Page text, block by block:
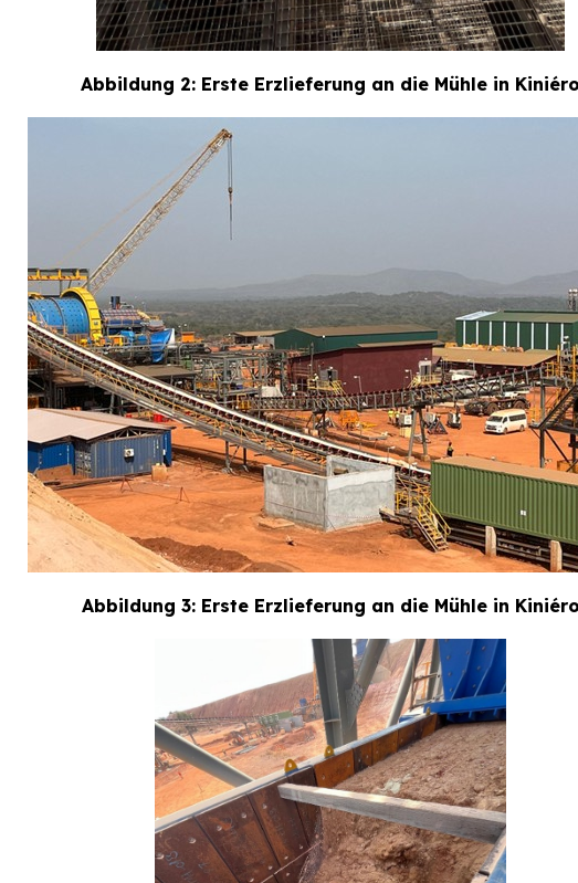
Abbildung 2: Erste Erzlieferung an die Mühle in
Abbildung 3: Erste Erzlieferung an die Mühle in